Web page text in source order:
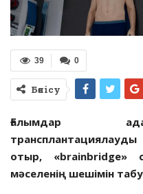
0
39
Бөлісу
Ғалымдар
отыр, «brainbridge»
мәселенің шешімін